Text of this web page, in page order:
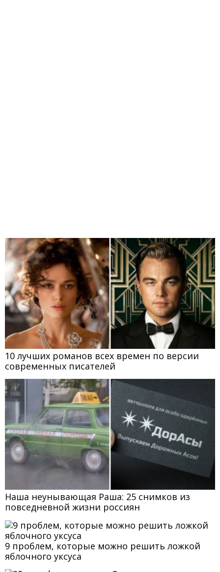
10 лучших романов всех времен по версии
современных писателей
Наша неунывающая Раша: 25 снимков из
повседневной жизни россиян
9 проблем, которые можно решить ложкой
яблочного уксуса